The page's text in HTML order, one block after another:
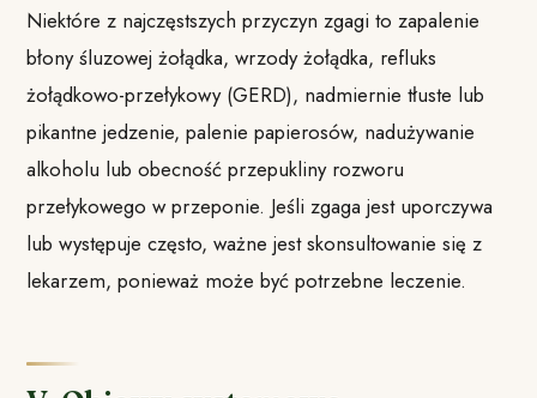
Niektóre z najczęstszych przyczyn zgagi to zapalenie
błony śluzowej żołądka, wrzody żołądka, refluks
żołądkowo-przełykowy (GERD), nadmiernie tłuste lub
pikantne jedzenie, palenie papierosów, nadużywanie
alkoholu lub obecność przepukliny rozworu
przełykowego w przeponie. Jeśli zgaga jest uporczywa
lub występuje często, ważne jest skonsultowanie się z
lekarzem, ponieważ może być potrzebne leczenie.